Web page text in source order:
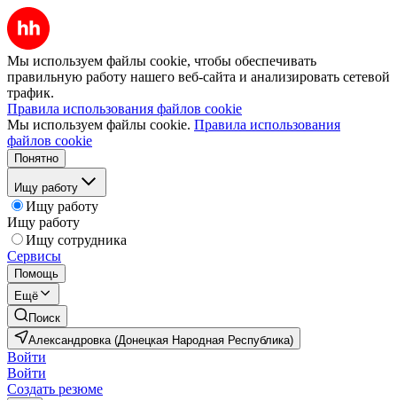
Мы используем файлы cookie, чтобы обеспечивать
правильную работу нашего веб-сайта и анализировать сетевой
трафик.
Правила использования файлов cookie
Мы используем файлы cookie. Правила использования
файлов cookie
Понятно
Ищу работу
Ищу работу
Ищу работу
Ищу сотрудника
Сервисы
Помощь
Ещё
Поиск
Александровка (Донецкая Народная Республика)
Войти
Войти
Создать резюме